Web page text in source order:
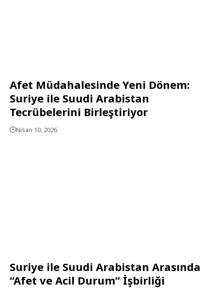
Afet Müdahalesinde Yeni Dönem:
Suriye ile Suudi Arabistan
Tecrübelerini Birleştiriyor
Nisan 10, 2026
Suriye ile Suudi Arabistan Arasında
“Afet ve Acil Durum” İşbirliği